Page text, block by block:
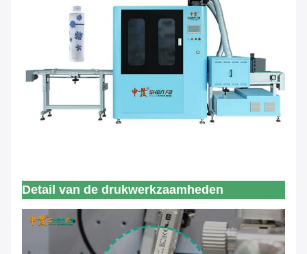
Detail van de drukwerkzaamheden